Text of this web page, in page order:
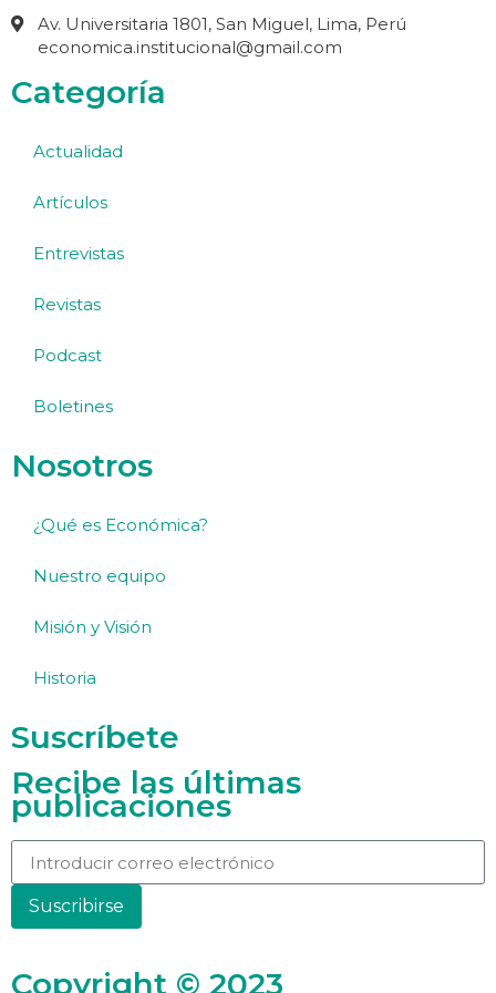
Av. Universitaria 1801, San Miguel, Lima, Perú
economica.institucional@gmail.com
Categoría
Actualidad
Artículos
Entrevistas
Revistas
Podcast
Boletines
Nosotros
¿Qué es Económica?
Nuestro equipo
Misión y Visión
Historia
Suscríbete
Recibe las últimas
publicaciones
Suscribirse
Copyright © 2023